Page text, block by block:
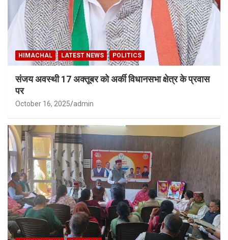
HIMACHAL LATEST NEWS POLITICS
संजय अवस्थी 17 अक्तूबर को अर्की विधानसभा क्षेत्र के प्रवास
पर
October 16, 2025 admin